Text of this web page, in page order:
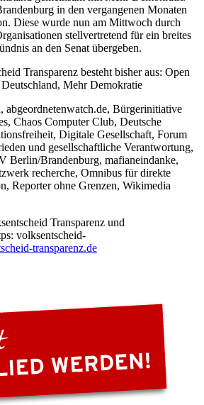
in den vergangenen Monaten
Diese wurde nun am Mittwoch durch
stellvertretend für ein breites
an den Senat übergeben.
Transparenz besteht bisher aus: Open
Mehr Demokratie
abgeordnetenwatch.de, Bürgerinitiative
Chaos Computer Club, Deutsche
Digitale Gesellschaft, Forum
und gesellschaftliche Verantwortung,
Berlin/Brandenburg, mafianeindanke,
recherche, Omnibus für direkte
Reporter ohne Grenzen, Wikimedia
Transparenz und
volksentscheid-
transparenz.de